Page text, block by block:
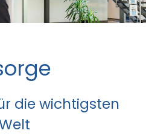
die wichtigsten